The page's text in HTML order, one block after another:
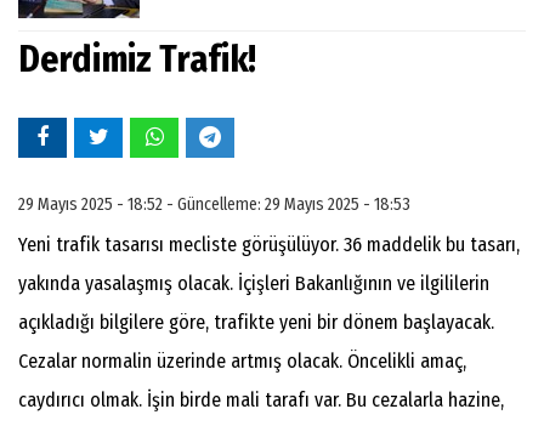
Günün
Haberleri
Derdimiz Trafik!
29 Mayıs 2025 - 18:52 - Güncelleme: 29 Mayıs 2025 - 18:53
Yeni trafik tasarısı mecliste görüşülüyor. 36 maddelik bu tasarı,
yakında yasalaşmış olacak. İçişleri Bakanlığının ve ilgililerin
açıkladığı bilgilere göre, trafikte yeni bir dönem başlayacak.
Cezalar normalin üzerinde artmış olacak. Öncelikli amaç,
caydırıcı olmak. İşin birde mali tarafı var. Bu cezalarla hazine,